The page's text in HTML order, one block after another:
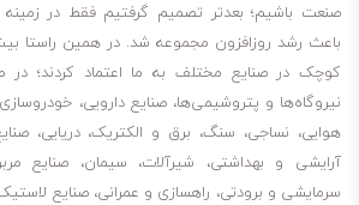
صنعت باشیم؛ بعدتر تصمیم گرفتیم فقط در زمینه
کوچک در صنایع مختلف به ما اعتماد کردند؛ در
نیروگاه‌ها و پتروشیمی‌ها، صنایع دارویی،
هوایی، نساجی، سنگ، برق و الکتریک، دریایی،
آرایشی و بهداشتی، شیرآلات، سیمان، صنایع
سرمایشی و برودتی، راهسازی و عمرانی، صنایع